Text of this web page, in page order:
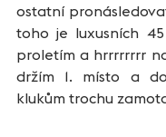
ostatní
toho je luxusních
proletím a hrrrrrrrr
držím 1. místo a
klukům trochu